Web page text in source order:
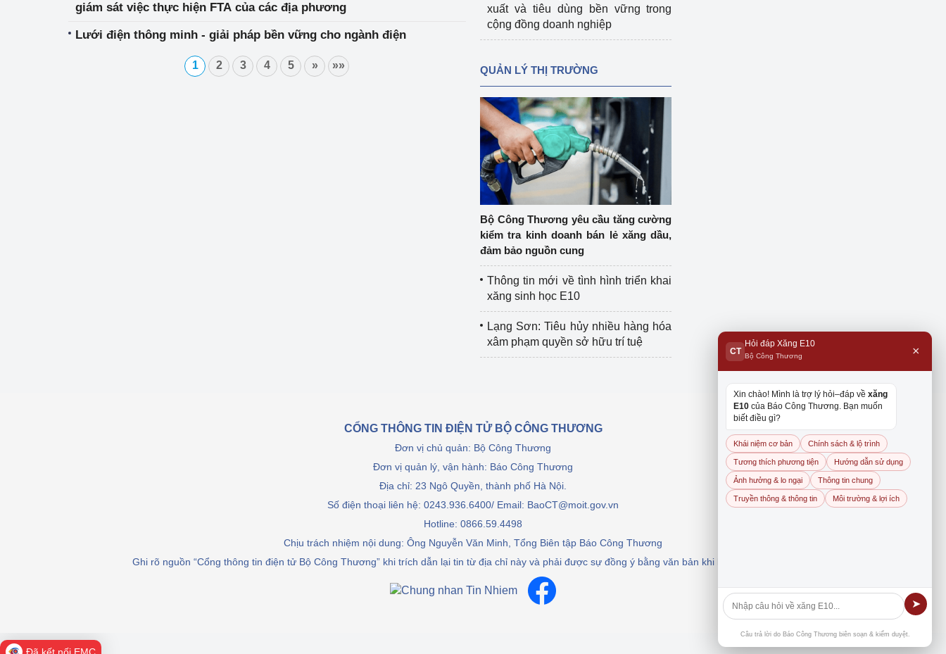
giám sát việc thực hiện FTA của các địa phương
Lưới điện thông minh - giải pháp bền vững cho ngành điện
1 2 3 4 5 » »»
xuất và tiêu dùng bền vững trong
cộng đồng doanh nghiệp
QUẢN LÝ THỊ TRƯỜNG
Bộ Công Thương yêu cầu tăng cường
kiểm tra kinh doanh bán lẻ xăng dầu,
đảm bảo nguồn cung
Thông tin mới về tình hình triển khai
xăng sinh học E10
Lạng Sơn: Tiêu hủy nhiều hàng hóa
xâm phạm quyền sở hữu trí tuệ
CỔNG THÔNG TIN ĐIỆN TỬ BỘ CÔNG THƯƠNG
Đơn vị chủ quản: Bộ Công Thương
Đơn vị quản lý, vận hành: Báo Công Thương
Địa chỉ: 23 Ngô Quyền, thành phố Hà Nội.
Số điện thoại liên hệ: 0243.936.6400/ Email: BaoCT@moit.gov.vn
Hotline: 0866.59.4498
Chịu trách nhiệm nội dung: Ông Nguyễn Văn Minh, Tổng Biên tập Báo Công Thương
Ghi rõ nguồn “Cổng thông tin điện tử Bộ Công Thương” khi trích dẫn lại tin từ địa chỉ này và phải được sự đồng ý bằng văn bản khi khai thác, dẫn nguồn.
CT
Hỏi đáp Xăng E10
Bộ Công Thương ×
Xin chào! Mình là trợ lý hỏi–đáp về xăng
E10 của Báo Công Thương. Bạn muốn
biết điều gì?
Khái niệm cơ bản Chính sách & lộ trình
Tương thích phương tiện Hướng dẫn sử dụng
Ảnh hưởng & lo ngại Thông tin chung
Truyền thông & thông tin Môi trường & lợi ích
➤
Câu trả lời do Báo Công Thương biên soạn & kiểm duyệt.